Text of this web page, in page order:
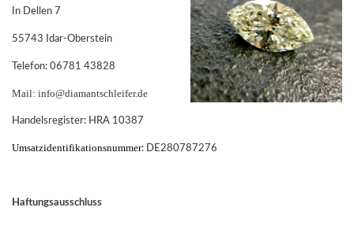
In Dellen 7
55743 Idar-Oberstein
Telefon: 06781 43828
Mail: info@diamantschleifer.de
Handelsregister: HRA 10387
Umsatzidentifikationsnummer: DE280787276
Haftungsausschluss